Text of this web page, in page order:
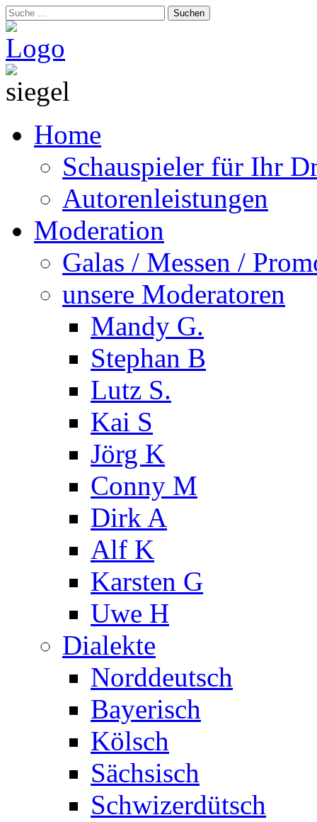
Suchen
Home
Schauspieler für Ihr
Autorenleistungen
Moderation
Galas / Messen /
unsere Moderatoren
Mandy G.
Stephan B
Lutz S.
Kai S
Jörg K
Conny M
Dirk A
Alf K
Karsten G
Uwe H
Dialekte
Norddeutsch
Bayerisch
Kölsch
Sächsisch
Schwizerdütsch